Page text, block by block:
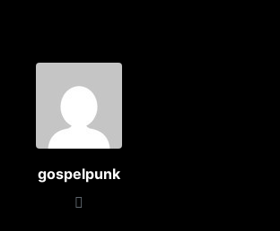
gospelpunk